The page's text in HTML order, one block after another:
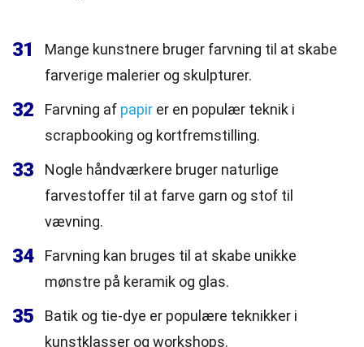
31
Mange kunstnere bruger farvning til at skabe
farverige malerier og skulpturer.
32 Farvning af papir er en populær teknik i
scrapbooking og kortfremstilling.
33
Nogle håndværkere bruger naturlige
farvestoffer til at farve garn og stof til
vævning.
34
Farvning kan bruges til at skabe unikke
mønstre på keramik og glas.
35
Batik og tie-dye er populære teknikker i
kunstklasser og workshops.